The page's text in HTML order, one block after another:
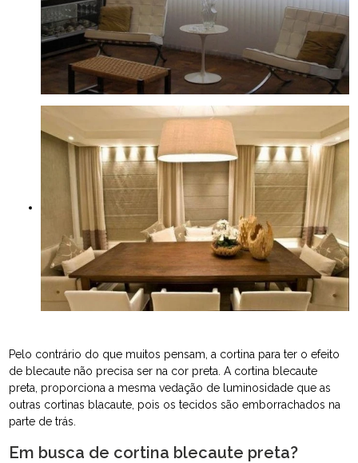
Pelo contrário do que muitos pensam, a cortina para ter o efeito
de blecaute não precisa ser na cor preta. A cortina blecaute
preta, proporciona a mesma vedação de luminosidade que as
outras cortinas blacaute, pois os tecidos são emborrachados na
parte de trás.
Em busca de cortina blecaute preta?